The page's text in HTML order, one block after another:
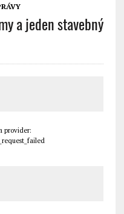
a jeden stavebný
provider: